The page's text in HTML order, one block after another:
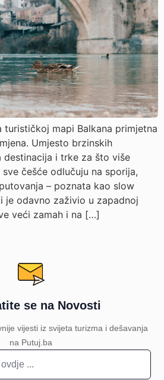
turističkoj mapi Balkana primjetna
Umjesto brzinskih
destinacija i trke za što više
češće odlučuju na sporija,
– poznata kao slow
je odavno zaživio u zapadnoj
veći zamah i na […]
se na Novosti
vijesti iz svijeta turizma i dešavanja
na Putuj.ba